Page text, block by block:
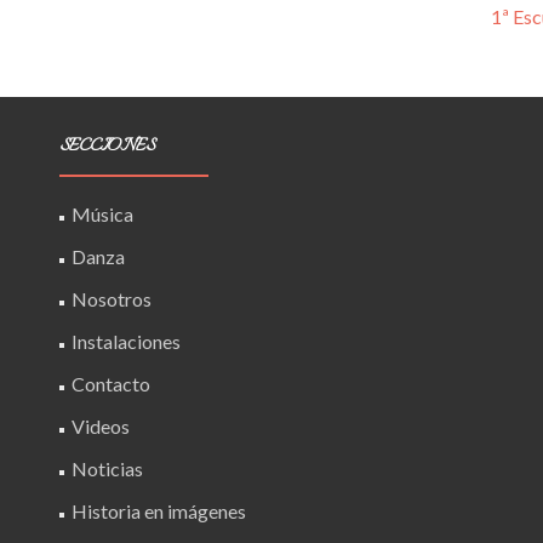
1ª
SECCIONES
Música
Danza
Nosotros
Instalaciones
Contacto
Videos
Noticias
Historia en imágenes